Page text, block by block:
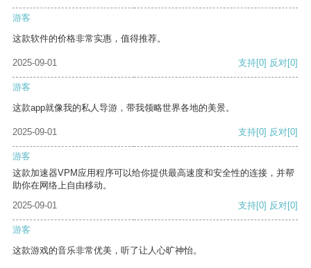
游客
这款软件的价格非常实惠，值得推荐。
2025-09-01 支持[0] 反对[0]
游客
这款app就像我的私人导游，带我领略世界各地的美景。
2025-09-01 支持[0] 反对[0]
游客
这款加速器VPM应用程序可以给你提供最高速度和安全性的连接，并帮
助你在网络上自由移动。
2025-09-01
支持[0] 反对[0]
游客
这款游戏的音乐非常优美，听了让人心旷神怡。